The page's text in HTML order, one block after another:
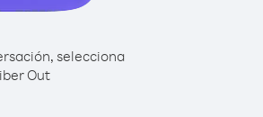
selecciona
Out